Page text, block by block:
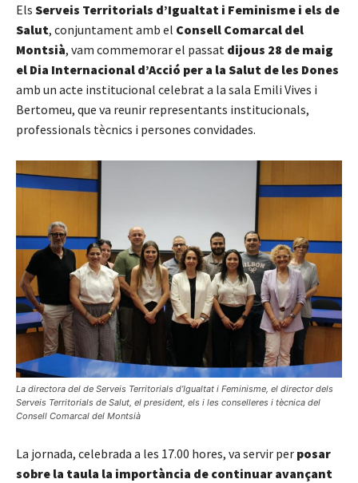
Els Serveis Territorials d’Igualtat i Feminisme i els de
Salut, conjuntament amb el Consell Comarcal del
Montsià, vam commemorar el passat dijous 28 de maig
el Dia Internacional d’Acció per a la Salut de les Dones
amb un acte institucional celebrat a la sala Emili Vives i
Bertomeu, que va reunir representants institucionals,
professionals tècnics i persones convidades.
La directora del de Serveis Territorials d’Igualtat i Feminisme, el director dels
Serveis Territorials de Salut, el president, els i les conselleres i tècnica del
Consell Comarcal del Montsià
La jornada, celebrada a les 17.00 hores, va servir per posar
sobre la taula la importància de continuar avançant